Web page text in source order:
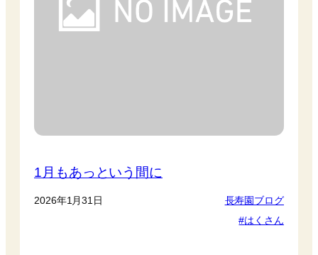
1月もあっという間に
2026年1月31日
長寿園ブログ
はくさん